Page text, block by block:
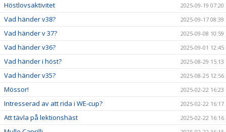
Höstlovsaktivitet 2025-09-19 07:20
Vad händer v38? 2025-09-17 08:39
Vad händer v 37? 2025-09-08 10:59
Vad händer v36? 2025-09-01 12:45
Vad händer i höst? 2025-08-29 15:13
Vad händer v35? 2025-08-25 12:56
Mössor! 2025-02-22 16:23
Intresserad av att rida i WE-cup? 2025-02-22 16:17
Att tävla på lektionshäst 2025-02-22 16:16